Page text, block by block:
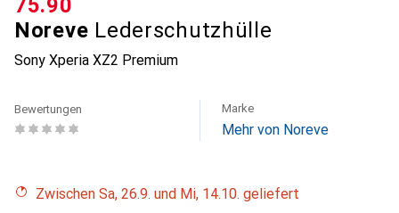
Noreve Lederschutzhülle
Sony Xperia XZ2 Premium
CHF
75.90
Bewertungen Marke
Mehr von Noreve
Zwischen Sa, 26.9. und Mi, 14.10. geliefert